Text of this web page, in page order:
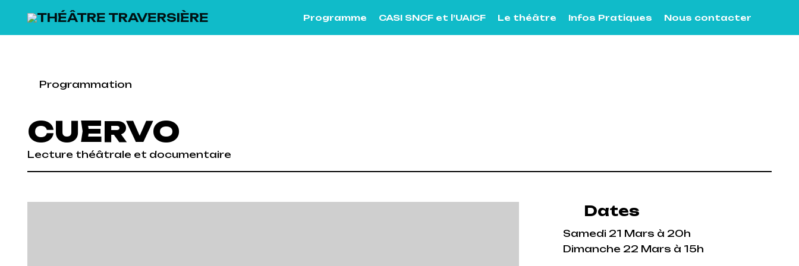
Programme CASI SNCF et l’UAICF Le théâtre Infos Pratiques Nous contacter
Programmation
CUERVO
Lecture théâtrale et documentaire
Dates
Samedi 21 Mars à 20h
Dimanche 22 Mars à 15h